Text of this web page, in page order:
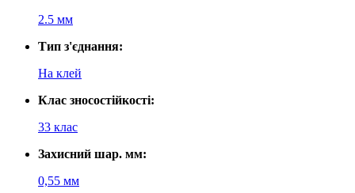
2.5 мм
Тип з'єднання:
На клей
Клас зносостійкості:
33 клас
Захисний шар. мм:
0,55 мм